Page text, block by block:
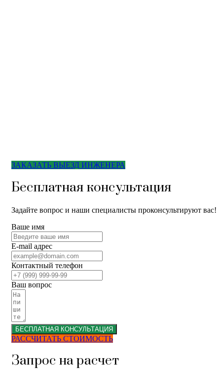
ЗАКАЗАТЬ ВЫЕЗД ИНЖЕНЕРА
Бесплатная консультация
Задайте вопрос и наши специалисты проконсультируют вас!
Ваше имя
E-mail адрес
Контактный телефон
Ваш вопрос
БЕСПЛАТНАЯ КОНСУЛЬТАЦИЯ
РАССЧИТАТЬ СТОИМОСТЬ
Запрос на расчет